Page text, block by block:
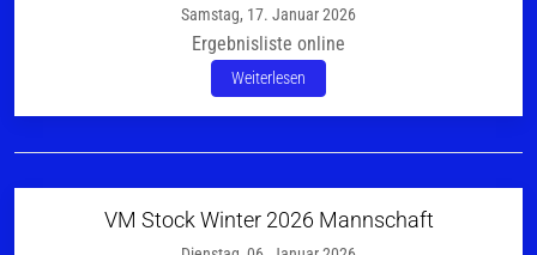
Samstag, 17. Januar 2026
Ergebnisliste online
Weiterlesen
VM Stock Winter 2026 Mannschaft